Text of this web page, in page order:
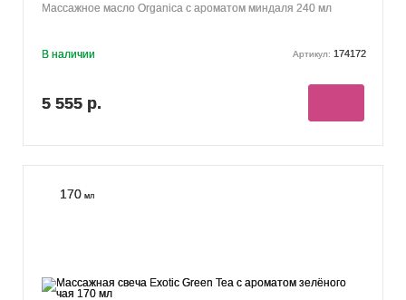
Массажное масло Organica с ароматом миндаля 240 мл
В наличии Артикул: 174172
5 555 р.
170 мл